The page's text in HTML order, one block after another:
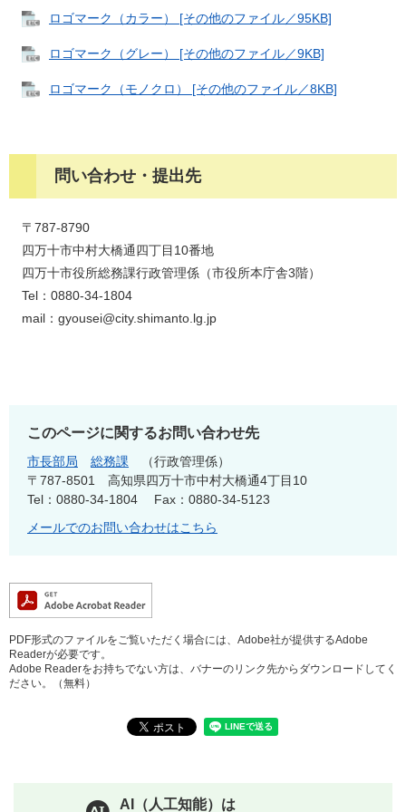
ロゴマーク（カラー） [その他のファイル／95KB]
ロゴマーク（グレー） [その他のファイル／9KB]
ロゴマーク（モノクロ） [その他のファイル／8KB]
問い合わせ・提出先
〒787-8790
四万十市中村大橋通四丁目10番地
四万十市役所総務課行政管理係（市役所本庁舎3階）
Tel： 0880‐34‐1804​
mail：gyousei@city.shimanto.lg.jp
このページに関するお問い合わせ先
市長部局 総務課
行政管理係
〒787-8501
高知県四万十市中村大橋通4丁目10
Tel：0880-34-1804
Fax：0880-34-5123
メールでのお問い合わせはこちら
PDF形式のファイルをご覧いただく場合には、Adobe社が提供するAdobe
Readerが必要です。
Adobe Readerをお持ちでない方は、バナーのリンク先からダウンロードしてく
ださい。（無料）
AI（人工知能）は